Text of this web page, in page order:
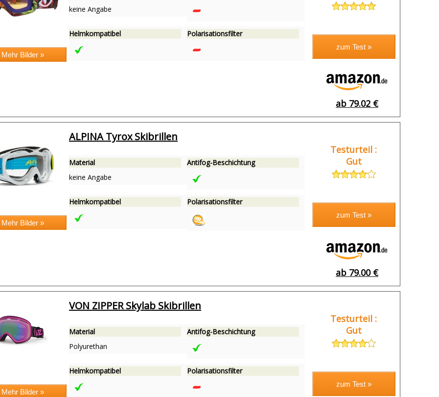
keine Angabe
Helmkompatibel Polarisationsfilter
ab 79.02 €
ALPINA Tyrox Skibrillen
Material
keine Angabe
Antifog-Beschichtung
Helmkompatibel Polarisationsfilter
Testurteil :
Gut
ab 79.00 €
VON ZIPPER Skylab Skibrillen
Material
Polyurethan
Antifog-Beschichtung
Helmkompatibel Polarisationsfilter
Testurteil :
Gut